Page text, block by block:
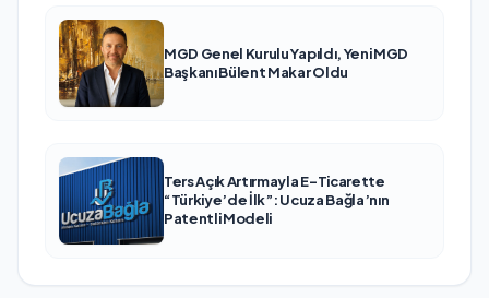
MGD Genel Kurulu Yapıldı, Yeni MGD
Başkanı Bülent Makar Oldu
Ters Açık Artırmayla E-Ticarette
“Türkiye’de İlk”: Ucuza Bağla’nın
Patentli Modeli